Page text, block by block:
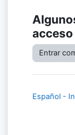
Entrar
Español -